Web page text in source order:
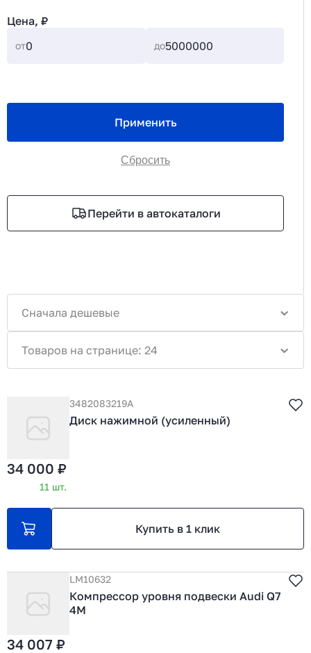
Цена, ₽
от до
Применить
Сбросить
Перейти в автокаталоги
Сначала дешевые
Товаров на странице: 24
3482083219А
Диск нажимной (усиленный)
34 000 ₽
11 шт.
Купить в 1 клик
LM10632
Компрессор уровня подвески Audi Q7
4M
34 007 ₽